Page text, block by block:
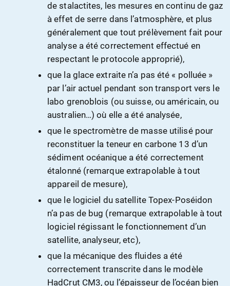
de stalactites, les mesures en continu de gaz
à effet de serre dans l’atmosphère, et plus
généralement que tout prélèvement fait pour
analyse a été correctement effectué en
respectant le protocole approprié),
que la glace extraite n’a pas été « polluée »
par l’air actuel pendant son transport vers le
labo grenoblois (ou suisse, ou américain, ou
australien…) où elle a été analysée,
que le spectromètre de masse utilisé pour
reconstituer la teneur en carbone 13 d’un
sédiment océanique a été correctement
étalonné (remarque extrapolable à tout
appareil de mesure),
que le logiciel du satellite Topex-Poséidon
n’a pas de bug (remarque extrapolable à tout
logiciel régissant le fonctionnement d’un
satellite, analyseur, etc),
que la mécanique des fluides a été
correctement transcrite dans le modèle
HadCrut CM3, ou l’épaisseur de l’océan bien